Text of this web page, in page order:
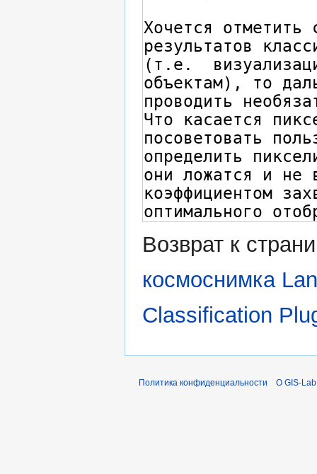
Возврат к
космоснимка
Classification
Политика конфиденциальности О GIS-Lab